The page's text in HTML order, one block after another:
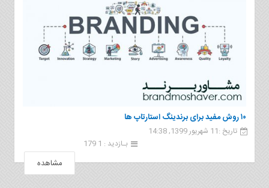
۱۰ روش مفید برای برندینگ استارتاپ ها
تاریخ :11 شهریور 1399, 14:38
بـازدید : 1 179
مشاهده